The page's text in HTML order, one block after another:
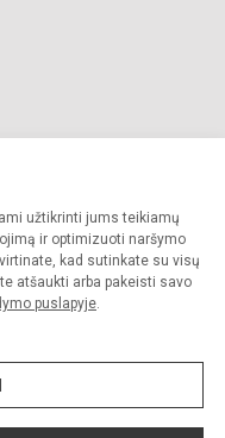
užtikrinti jums teikiamų
ir optimizuoti naršymo
kad sutinkate su visų
atšaukti arba pakeisti savo
puslapyje.
Visos teisės saugomos.
sutikimo griežtai draudžiama.
valdymas